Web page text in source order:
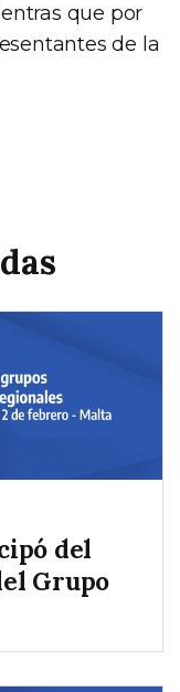
que por
de la
del
Grupo